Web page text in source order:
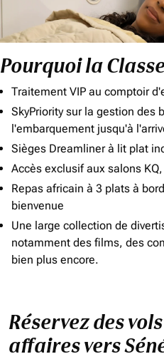
Pourquoi la
Traitement VIP au comptoir
SkyPriority sur la gestion des
l'embarquement jusqu'à
Sièges Dreamliner à lit plat
Accès exclusif aux salons
Repas africain à 3 plats à
bienvenue
Une large collection de
notamment des films, des
bien plus encore.
Réservez des
affaires vers